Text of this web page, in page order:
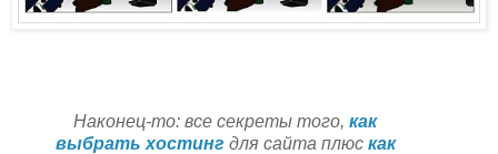
Наконец-то: все секреты того, как
выбрать хостинг для сайта плюс как